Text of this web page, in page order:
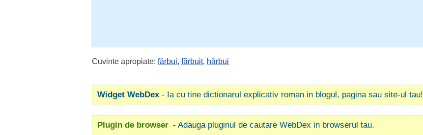
Cuvinte apropiate: fărbui, fărbuit, hârbui
Widget WebDex - Ia cu tine dictionarul explicativ roman in blogul, pagina sau site-ul tau!
Plugin de browser - Adauga pluginul de cautare WebDex in browserul tau.